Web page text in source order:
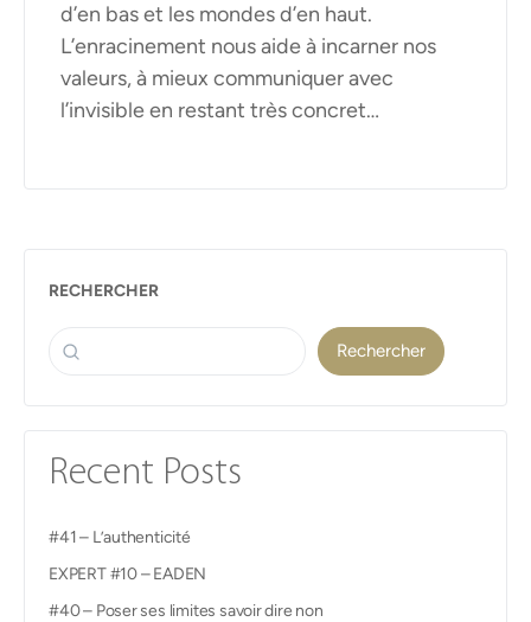
d’en bas et les mondes d’en haut.
L’enracinement nous aide à incarner nos
valeurs, à mieux communiquer avec
l’invisible en restant très concret…
RECHERCHER
Rechercher
Recent Posts
#41 – L’authenticité
EXPERT #10 – EADEN
#40 – Poser ses limites savoir dire non